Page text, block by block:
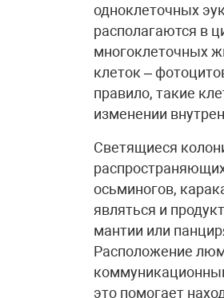
одноклеточных
располагаются в
многоклеточных
клеток –
правило, такие
изменении
Светящиеся
осьминогов,
являться и
мантии или
Расположение
это помогает